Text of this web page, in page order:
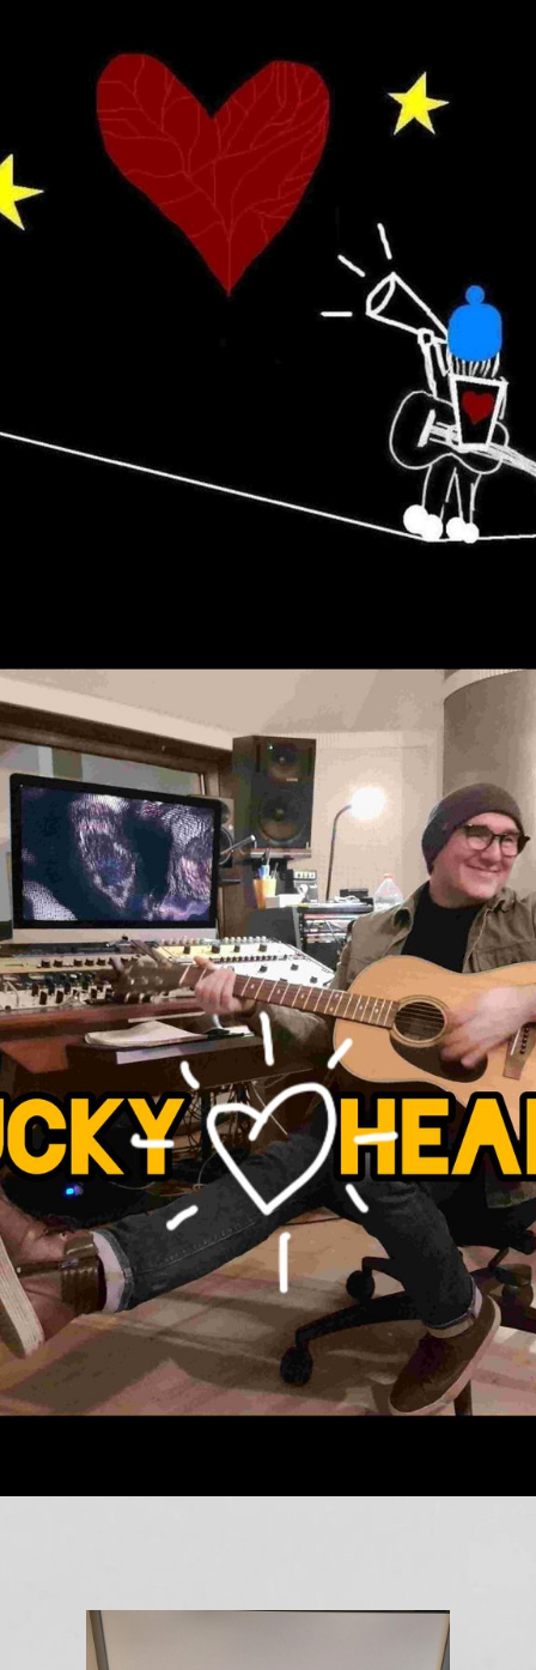
About the Artist
Lucky Heart & Stormy Waves
Gallery
Press / Reviews
Lucky Heart & The Rock Kids International
Social Projects
EAR TO HEART - Präventionsprojekt rund um das Thema
Contact & Impressum